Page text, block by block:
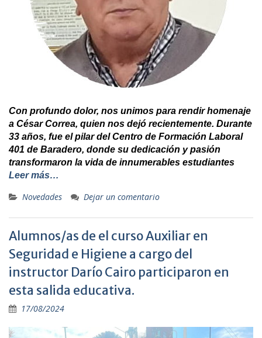
Con profundo dolor, nos unimos para rendir homenaje
a César Correa, quien nos dejó recientemente. Durante
33 años, fue el pilar del Centro de Formación Laboral
401 de Baradero, donde su dedicación y pasión
transformaron la vida de innumerables estudiantes
Leer más…
Novedades Dejar un comentario
Alumnos/as de el curso Auxiliar en
Seguridad e Higiene a cargo del
instructor Darío Cairo participaron en
esta salida educativa.
17/08/2024